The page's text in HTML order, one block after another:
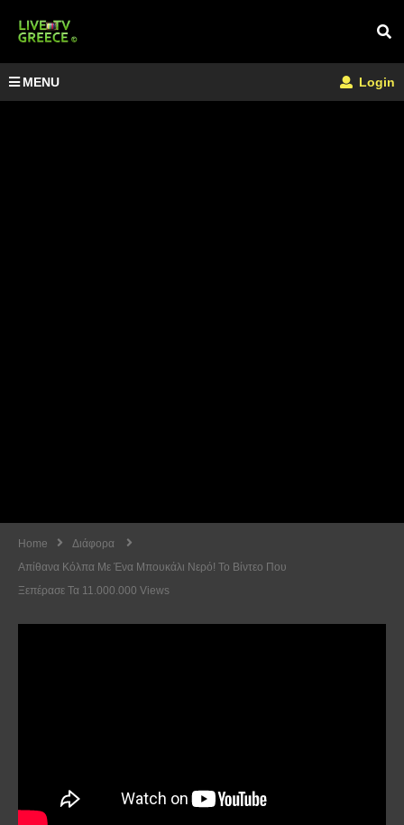
MENU Login
Home
Διάφορα
Απίθανα Κόλπα Με Ένα Μπουκάλι Νερό! Το Βίντεο Που
Ξεπέρασε Τα 11.000.000 Views